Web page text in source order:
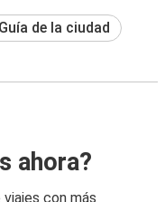
Guía de la ciudad
ahora?
con más